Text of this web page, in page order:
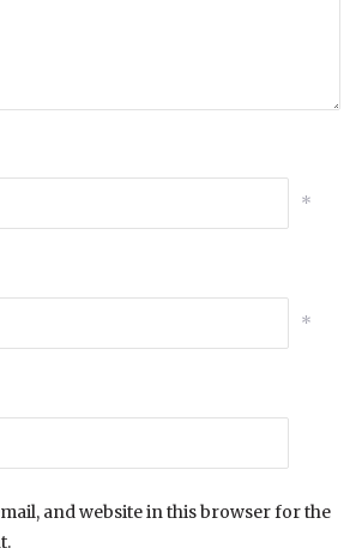
*
*
and website in this browser for the